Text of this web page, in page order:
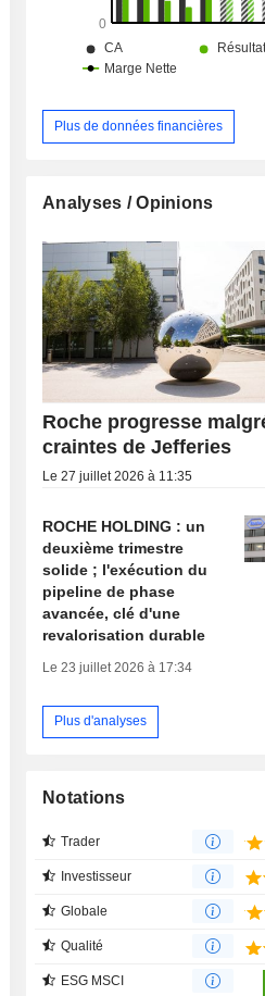
Plus de données financières
Analyses / Opinions
Roche progresse
craintes de Jefferies
Le 27 juillet 2026 à 11:35
ROCHE HOLDING : un
deuxième trimestre
solide ; l'exécution du
pipeline de phase
avancée, clé d'une
revalorisation durable
Le 23 juillet 2026 à 17:34
Plus d'analyses
Notations
Trader
Investisseur
Globale
Qualité
ESG MSCI